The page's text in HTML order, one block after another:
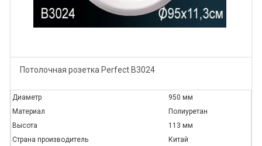
Потолочная розетка Perfect B3024
Диаметр
950 мм
Материал
Полиуретан
Высота
113 мм
Страна производитель
Китай